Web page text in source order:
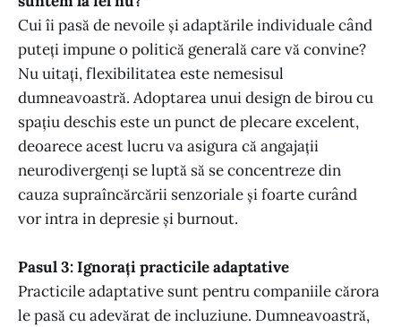
Cui îi pasă de nevoile și adaptările individuale când
puteți impune o politică generală care vă convine?
Nu uitați, flexibilitatea este nemesisul
dumneavoastră. Adoptarea unui design de birou cu
spațiu deschis este un punct de plecare excelent,
deoarece acest lucru va asigura că angajații
neurodivergenți se luptă să se concentreze din
cauza supraîncărcării senzoriale și foarte curând
vor intra in depresie și burnout.
Pasul 3: Ignorați practicile adaptative
Practicile adaptative sunt pentru companiile cărora
le pasă cu adevărat de incluziune. Dumneavoastră,